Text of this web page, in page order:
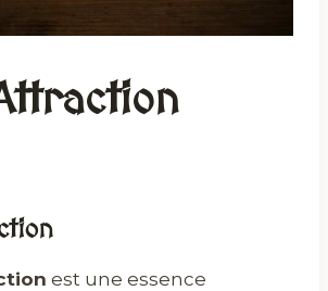
est une essence